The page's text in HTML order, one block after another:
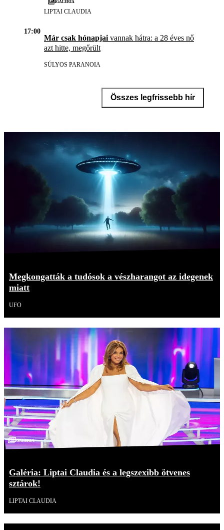
LIPTAI CLAUDIA
17:00
Már csak hónapjaivannak hátra: a 28 éves nő
azt hitte, megőrült
SÚLYOS PARANOIA
Összes legfrissebb hír
Megkongatták a tudósok a vészharangot az idegenek
miatt
UFO
Galéria
Galéria: Liptai Claudia és a legszexibb ötvenes
sztárok!
LIPTAI CLAUDIA